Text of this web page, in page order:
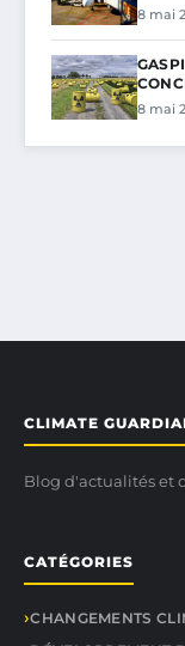
8 mai
8 mai
CLIMATE
Blog d'actualités et
CATÉGORIES
CHANGEMENTS